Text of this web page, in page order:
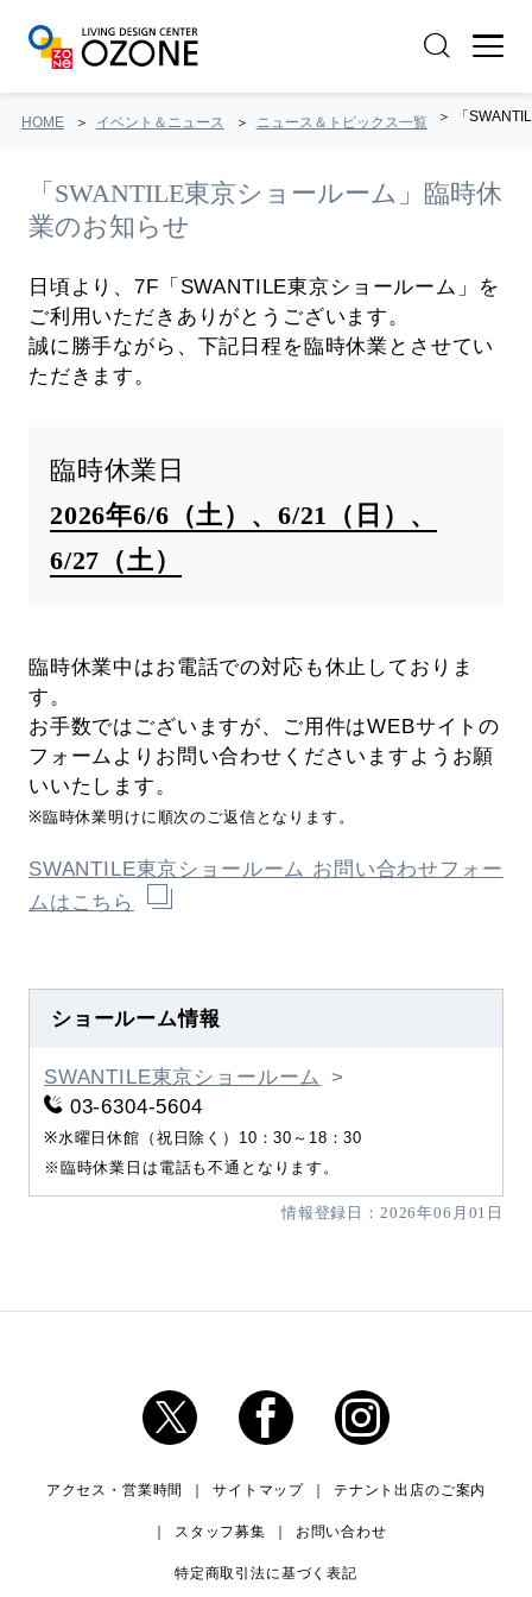
HOME イベント＆ニュース ニュース＆トピックス一覧 「
「SWANTILE東京ショールーム」臨時休
業のお知らせ
日頃より、7F「SWANTILE東京ショールーム」を
ご利用いただきありがとうございます。
誠に勝手ながら、下記日程を臨時休業とさせてい
ただきます。
臨時休業日
2026年6/6（土）、6/21（日）、
6/27（土）
臨時休業中はお電話での対応も休止しておりま
す。
お手数ではございますが、ご用件はWEBサイトの
フォームよりお問い合わせくださいますようお願
いいたします。
※臨時休業明けに順次のご返信となります。
SWANTILE東京ショールーム お問い合わせフォー
ムはこちら
ショールーム情報
SWANTILE東京ショールーム
03-6304-5604
※水曜日休館（祝日除く）10：30～18：30
※臨時休業日は電話も不通となります。
情報登録日：2026年06月01日
アクセス・営業時間 サイトマップ テナント出店のご案内
スタッフ募集 お問い合わせ
特定商取引法に基づく表記